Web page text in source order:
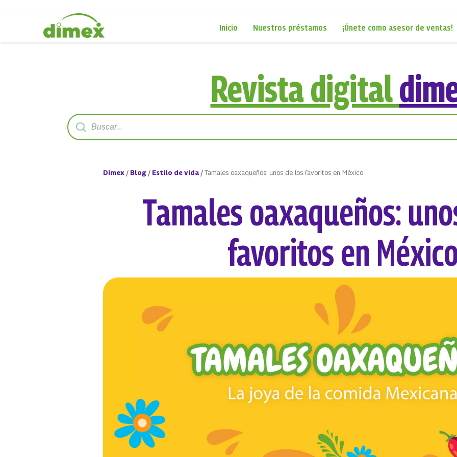
Inicio Nuestros préstamos ¡Únete como asesor de ventas!
Revista digital
Dimex / Blog / Estilo de vida /Tamales oaxaqueños: unos de los favoritos en México
Tamales oaxaqueños:
favoritos en